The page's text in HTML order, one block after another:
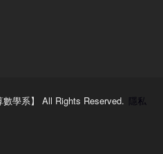
學系】 All Rights Reserved. 隱私